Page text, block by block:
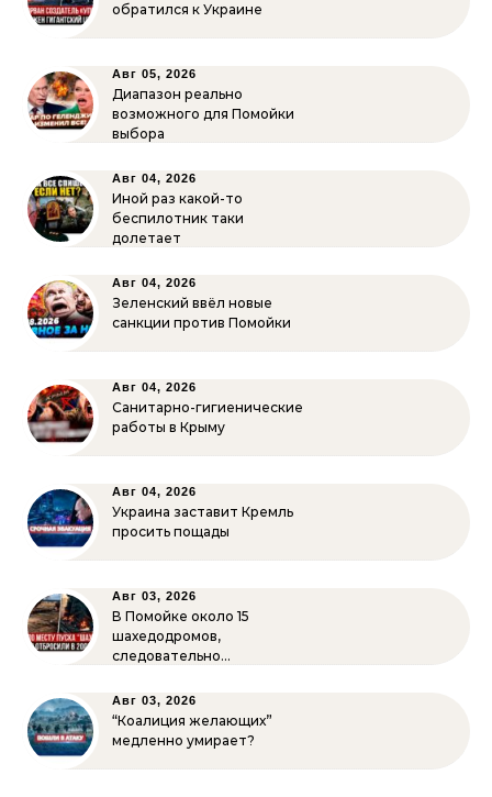
обратился к Украине
Авг 05, 2026
Диапазон реально
возможного для Помойки
выбора
Авг 04, 2026
Иной раз какой-то
беспилотник таки
долетает
Авг 04, 2026
Зеленский ввёл новые
санкции против Помойки
Авг 04, 2026
Санитарно-гигиенические
работы в Крыму
Авг 04, 2026
Украина заставит Кремль
просить пощады
Авг 03, 2026
В Помойке около 15
шахедодромов,
следовательно…
Авг 03, 2026
“Коалиция желающих”
медленно умирает?